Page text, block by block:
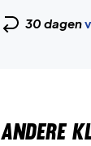
30 dagen
ANDERE